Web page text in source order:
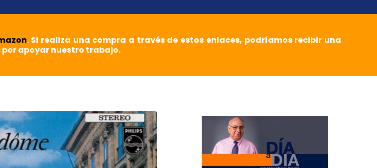
. Si realiza una compra a través de estos enlaces, podríamos recibir una
apoyar nuestro trabajo.